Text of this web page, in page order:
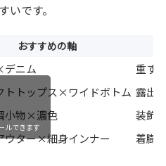
です。
おすすめの軸
ニム
重す
トトップス×ワイドボトム 露出
小物×濃色
装飾
ウター×細身インナー 着膨
ルできます